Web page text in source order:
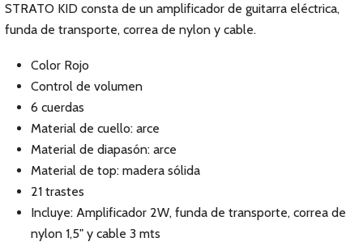
STRATO KID consta de un amplificador de guitarra eléctrica,
funda de transporte, correa de nylon y cable.
Color Rojo
Control de volumen
6 cuerdas
Material de cuello: arce
Material de diapasón: arce
Material de top: madera sólida
21 trastes
Incluye: Amplificador 2W, funda de transporte, correa de
nylon 1,5" y cable 3 mts